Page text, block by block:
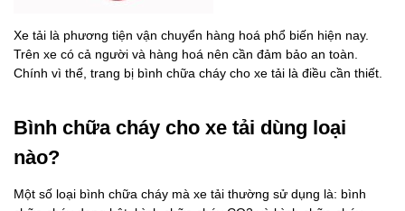
Xe tải là phương tiện vận chuyển hàng hoá phổ biến hiện nay.
Trên xe có cả người và hàng hoá nên cần đảm bảo an toàn.
Chính vì thế, trang bị bình chữa cháy cho xe tải là điều cần thiết.
Bình chữa cháy cho xe tải dùng loại
nào?
Một số loại bình chữa cháy mà xe tải thường sử dụng là: bình